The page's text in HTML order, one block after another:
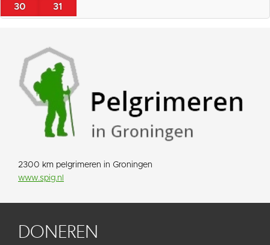
30 31
2300 km pelgrimeren in Groningen
www.spig.nl
DONEREN